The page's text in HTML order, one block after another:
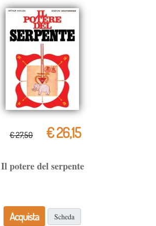
€ 27,50 € 26,15
Il potere del serpente
Acquista Scheda